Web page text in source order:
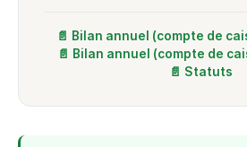
📄 Bilan annuel (compte de
📄 Bilan annuel (compte de
📄 Statuts